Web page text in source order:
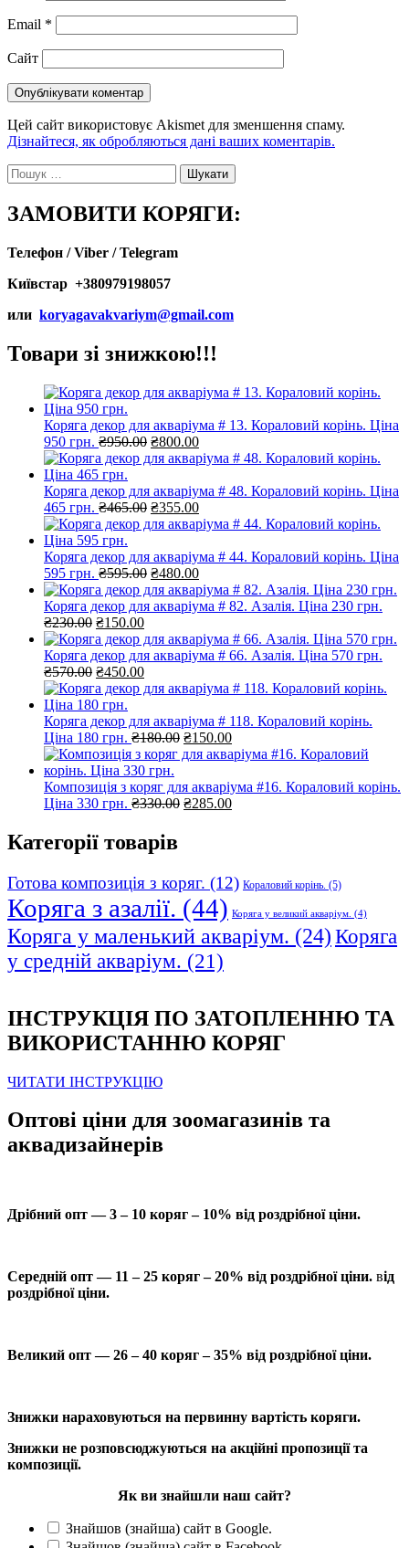
Email *
Сайт
Цей сайт використовує Akismet для зменшення спаму.
Дізнайтеся, як обробляються дані ваших коментарів.
Пошук:
ЗАМОВИТИ КОРЯГИ:
Телефон / Viber / Telegram
Київстар +380979198057
или koryagavakvariym@gmail.com
Товари зі знижкою!!!
Коряга декор для акваріума # 13. Кораловий корінь. Ціна
950 грн. ₴950.00 Оригінальна
ціна:
₴800.00Поточна
ціна:
Коряга декор для акваріума # 48. Кораловий корінь. Ціна
465 грн. ₴465.00 Оригінальна
ціна:
₴355.00Поточна
ціна:
Коряга декор для акваріума # 44. Кораловий корінь. Ціна
595 грн. ₴595.00 Оригінальна
ціна:
₴595.00.
₴480.00Поточна
ціна:
₴480.00.
Коряга декор для акваріума # 82. Азалія. Ціна 230 грн.
₴230.00 Оригінальна
ціна:
₴230.00.
₴150.00Поточна
ціна:
₴150.00.
Коряга декор для акваріума # 66. Азалія. Ціна 570 грн.
₴570.00 Оригінальна
ціна:
₴570.00.
₴450.00Поточна
ціна:
Коряга декор для акваріума # 118. Кораловий корінь.
Ціна 180 грн. ₴180.00 Оригінальна
ціна:
₴150.00Поточна
ціна:
Композиція з коряг для акваріума #16. Кораловий корінь.
Ціна 330 грн. ₴330.00 Оригінальна
₴285.00Поточна
Категорії товарів
Готова композиція з коряг. (12) Кораловий корінь. (5)
Коряга з азалії. (44) Коряга у великий акваріум. (4)
Коряга у маленький акваріум. (24)Коряга
у средній акваріум. (21)
ІНСТРУКЦІЯ ПО ЗАТОПЛЕННЮ ТА
ВИКОРИСТАННЮ КОРЯГ
ЧИТАТИ ІНСТРУКЦІЮ
Оптові ціни для зоомагазинів та
аквадизайнерів
Дрібний опт — 3 – 10 коряг – 10% від роздрібної ціни.
Середній опт — 11 – 25 коряг – 20% від роздрібної ціни. від
роздрібної ціни.
Великий опт — 26 – 40 коряг – 35% від роздрібної ціни.
Знижки нараховуються на первинну вартість коряги.
Знижки не розповсюджуються на акційні пропозиції та
композиції.
Як ви знайшли наш сайт?
Знайшов (знайша) сайт в Google.